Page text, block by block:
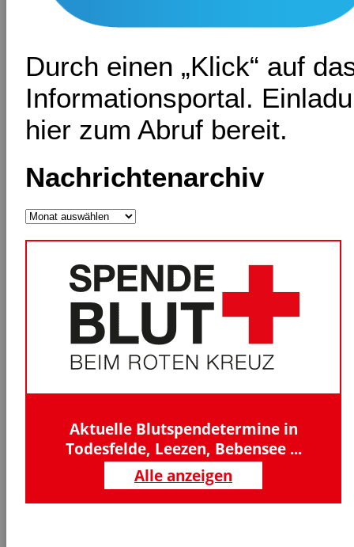
Durch einen „Klick“ auf
Informationsportal.
hier zum Abruf bereit.
Nachrichtenarchiv
Nachrichtenarchiv
Aktuelle Blutspendetermine in
Todesfelde, Leezen, Bebensee ...
Alle anzeigen